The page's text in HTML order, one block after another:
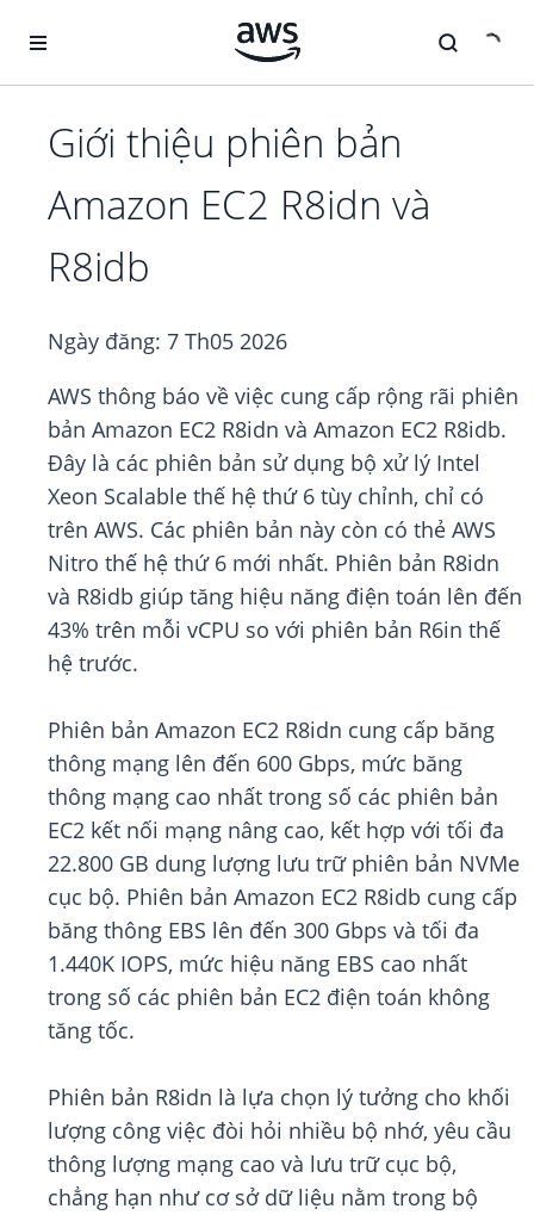
Giới thiệu phiên bản
Amazon EC2 R8idn và
R8idb
Ngày đăng: 7 Th05 2026
AWS thông báo về việc cung cấp rộng rãi phiên
bản Amazon EC2 R8idn và Amazon EC2 R8idb.
Đây là các phiên bản sử dụng bộ xử lý Intel
Xeon Scalable thế hệ thứ 6 tùy chỉnh, chỉ có
trên AWS. Các phiên bản này còn có thẻ AWS
Nitro thế hệ thứ 6 mới nhất. Phiên bản R8idn
và R8idb giúp tăng hiệu năng điện toán lên đến
43% trên mỗi vCPU so với phiên bản R6in thế
hệ trước.
Phiên bản Amazon EC2 R8idn cung cấp băng
thông mạng lên đến 600 Gbps, mức băng
thông mạng cao nhất trong số các phiên bản
EC2 kết nối mạng nâng cao, kết hợp với tối đa
22.800 GB dung lượng lưu trữ phiên bản NVMe
cục bộ. Phiên bản Amazon EC2 R8idb cung cấp
băng thông EBS lên đến 300 Gbps và tối đa
1.440K IOPS, mức hiệu năng EBS cao nhất
trong số các phiên bản EC2 điện toán không
tăng tốc.
Phiên bản R8idn là lựa chọn lý tưởng cho khối
lượng công việc đòi hỏi nhiều bộ nhớ, yêu cầu
thông lượng mạng cao và lưu trữ cục bộ,
chẳng hạn như cơ sở dữ liệu nằm trong bộ